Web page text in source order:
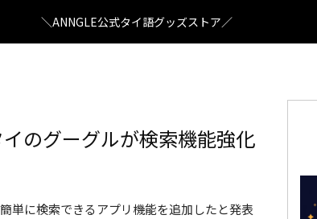
＼ANNGLE公式タイ語グッズストア／
のグーグルが検索機能強化
単に検索できるアプリ機能を追加したと発表